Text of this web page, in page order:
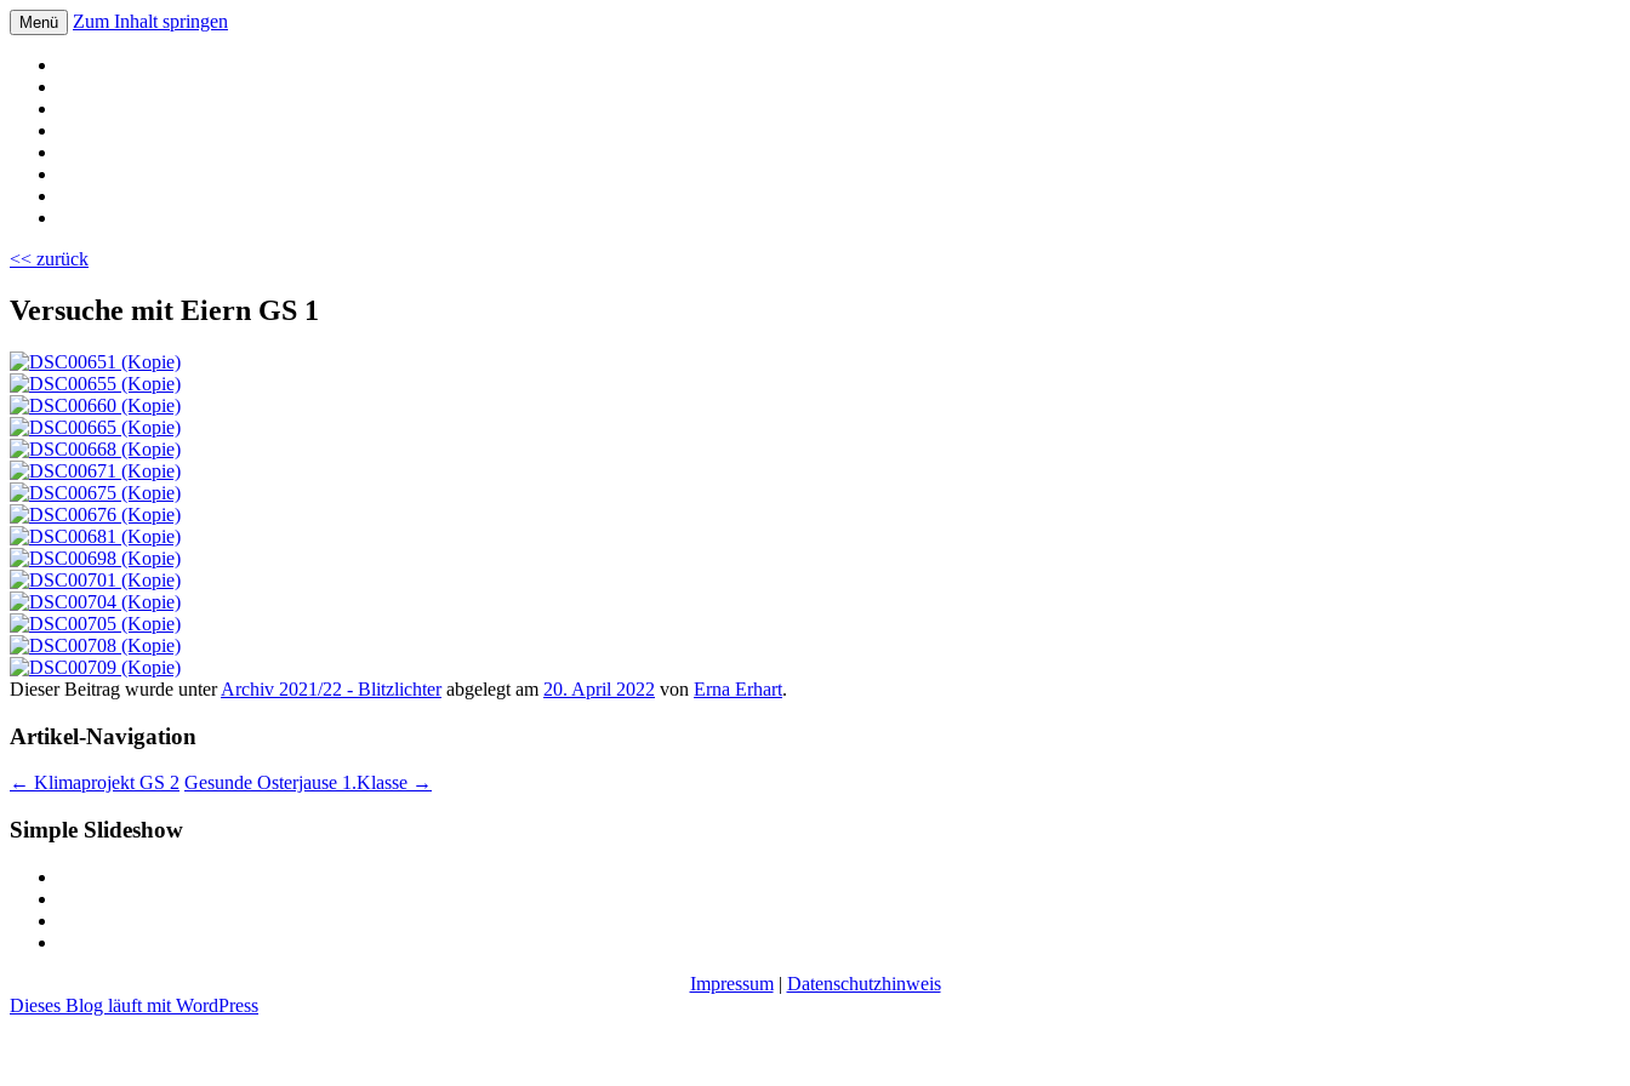
Volksschule Bad Blumau
Menü Zum Inhalt springen
<< zurück
Versuche mit Eiern GS 1
Dieser Beitrag wurde unterArchiv 2021/22 - Blitzlichterabgelegt am 20. April 2022 von Erna Erhart.
Artikel-Navigation
← Klimaprojekt GS 2 Gesunde Osterjause 1.Klasse →
Simple Slideshow
Impressum| Datenschutzhinweis
Dieses Blog läuft mit WordPress